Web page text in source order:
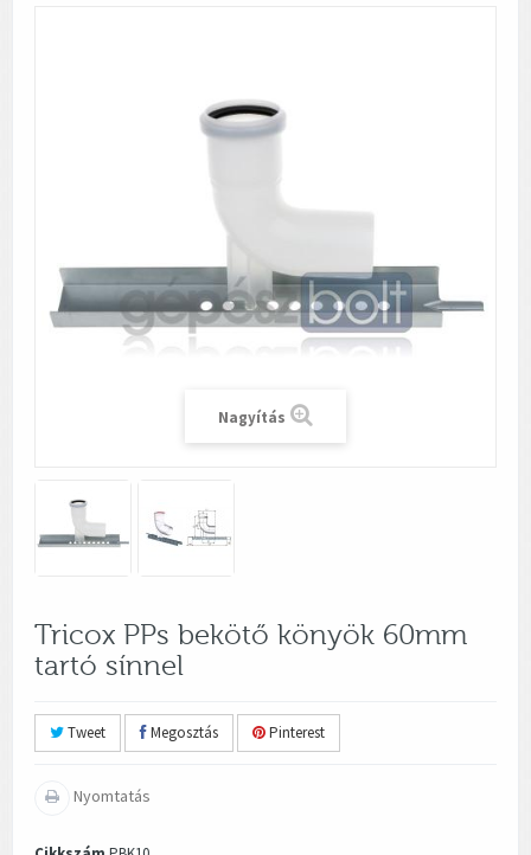
Nagyítás
Tricox PPs bekötő könyök 60mm
tartó sínnel
Tweet Megosztás Pinterest
Nyomtatás